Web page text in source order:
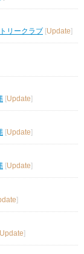
リークラブ [Update]
[Update]
[Update]
Update
]
Update